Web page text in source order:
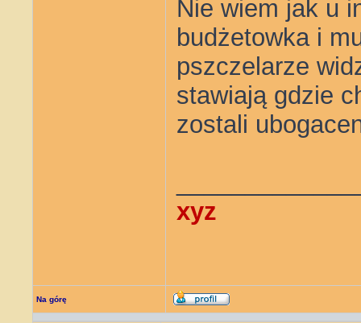
Nie wiem jak u
budżetowka i
pszczelarze
stawiają gdzie
zostali
xyz
Na górę